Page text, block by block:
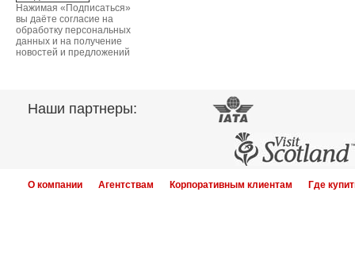
Нажимая «Подписаться»
вы даёте согласие на
обработку персональных
данных и на получение
новостей и предложений
Наши партнеры:
О компании Агентствам Корпоративным клиентам Где